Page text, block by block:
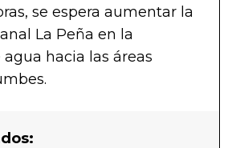
se espera aumentar la
La Peña en la
hacia las áreas